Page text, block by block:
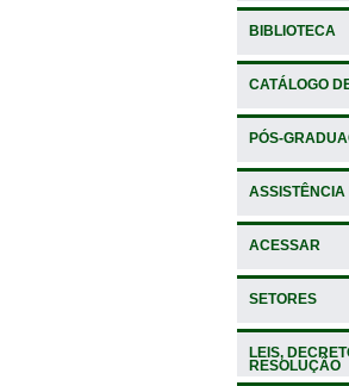
BIBLIOTECA
CATÁLOGO
PÓS-
ACESSAR
SETORES
LEIS,
RESOLUÇÃO